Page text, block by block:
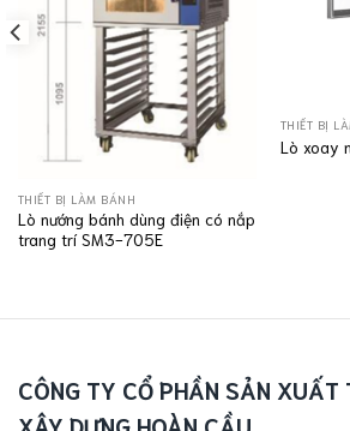
THIẾT BỊ LÀM BÁNH
Lò nướng bánh dùng điện có nắp
trang trí SM3-705E
THIẾT BỊ
Lò xoay
CÔNG TY CỔ PHẦN SẢN XUẤT